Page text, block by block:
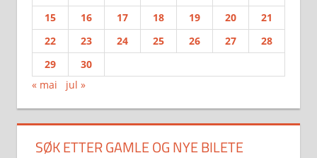
15
16 17 18 19 20
21
22
23 24 25 26 27
28
29
30
« mai
jul »
SØK ETTER GAMLE OG NYE BILETE